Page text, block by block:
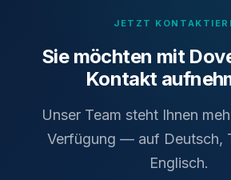
JETZT
Sie möchten mit
Kontakt
Unser Team steht Ihnen
Verfügung — auf Deutsch,
Englisch.